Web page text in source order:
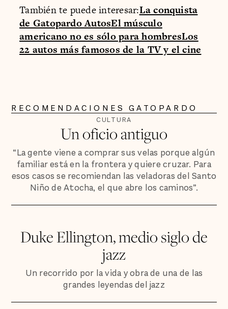
También te puede interesar:La conquista
de Gatopardo AutosEl músculo
americano no es sólo para hombresLos
22 autos más famosos de la TV y el cine
RECOMENDACIONES GATOPARDO
CULTURA
Un oficio antiguo
“La gente viene a comprar sus velas porque algún
familiar está en la frontera y quiere cruzar. Para
esos casos se recomiendan las veladoras del Santo
Niño de Atocha, el que abre los caminos”.
Duke Ellington, medio siglo de
jazz
Un recorrido por la vida y obra de una de las
grandes leyendas del jazz